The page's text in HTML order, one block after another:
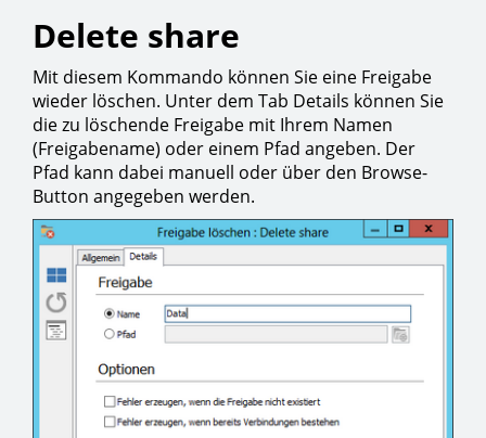
Delete share
Mit diesem Kommando können Sie eine Freigabe
wieder löschen. Unter dem Tab Details können Sie
die zu löschende Freigabe mit Ihrem Namen
(Freigabename) oder einem Pfad angeben. Der
Pfad kann dabei manuell oder über den Browse-
Button angegeben werden.